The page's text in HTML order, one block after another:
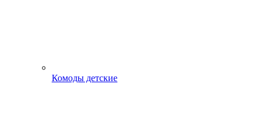
Комоды детские